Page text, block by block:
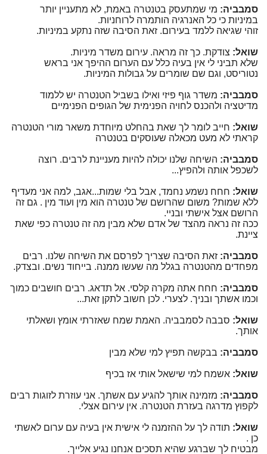
סמבביה: מי שמתעסק בטנטרה באמת, לא מתעניין יותר
במיניות כי כל האנרגיה הותמרה לרוחניות.
זוהי שגיאה ללמד בעירום. זאת הסיבה שזה נתקע במיניות.
שואל: צודקת. כך זה מראה. עירום משדר מיניות.
שלא תביני לי אין בעיה כלל עם הערום ההיפך אני בראש
נטוריסט, וגם שם שומרים על גבולות המיניות.
סמבביה: משדר גוף פיזי ואילו בשביל הטנטרה יש ללמוד
מדיטציה ולהכנס לחויה הפנימית של הגופים הפנימיים
שואל: חייב לומר לך שאת בהחלט מיוחדת משאר מורי הטנטרה
קראתי לא מעט מכאלה שעוסקים בטנטרה
סמבביה: השיחה שלנו יכולה להיות מעניינת לרבים. רוצה
לשכפל אותה ולהפיץ...
שואל: חחח נשמע נחמד, אבל בלי שמות...אגב, למה אני מעדיף
ללא שמות? משום שהרושם של טנטרה הוא מין ועוד מין . גם זה
הרושם אצל אישתי ובניי.
ככה זה נראה מהצד של אדם שלא מבין מה זה טנטרה כפי שאת
ציינת.
סמבביה: זאת הסיבה שצריך לפרסם את השיחה שלנו. רבים
מפחדים מהטנטרה בגלל מה שעשו ממנה. בייחוד נשים. ובצדק.
סמבביה: חחח אתה מקרה קלסי. אל תדאג. רבים חושבים כמוך
וכמו אשתך ובניך. לצערי. לכן חשוב לתקן זאת...
שואל: סבבה לסמבביה. האמת שמח שאזרתי אומץ ושאלתי
אותך.
סמבביה: בבקשה תפיץ למי שלא מבין
שואל: אשמח למי שישאל אותי אז בכיף
סמבביה: מזמינה אותך להגיע עם אשתך. אני עוזרת לזוגות רבים
לקפוץ מדרגה בעזרת הטנטרה. אין עירום אצלי.
שואל: תודה לך על ההזמנה לי אישית אין בעיה עם ערום לאשתי
כן .
מבטיח לך שברגע שהיא תסכים אנחנו נגיע אלייך.